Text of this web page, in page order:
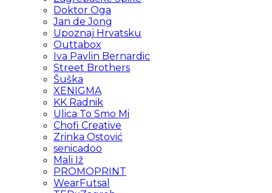
Doktor Oga
Jan de Jong
Upoznaj Hrvatsku
Outtabox
Iva Pavlin Bernardic
Street Brothers
Šuška
XENIGMA
KK Radnik
Ulica To Smo Mi
Chofi Creative
Zrinka Ostović
senicadoo
Mali Iž
PROMOPRINT
WearFutsal